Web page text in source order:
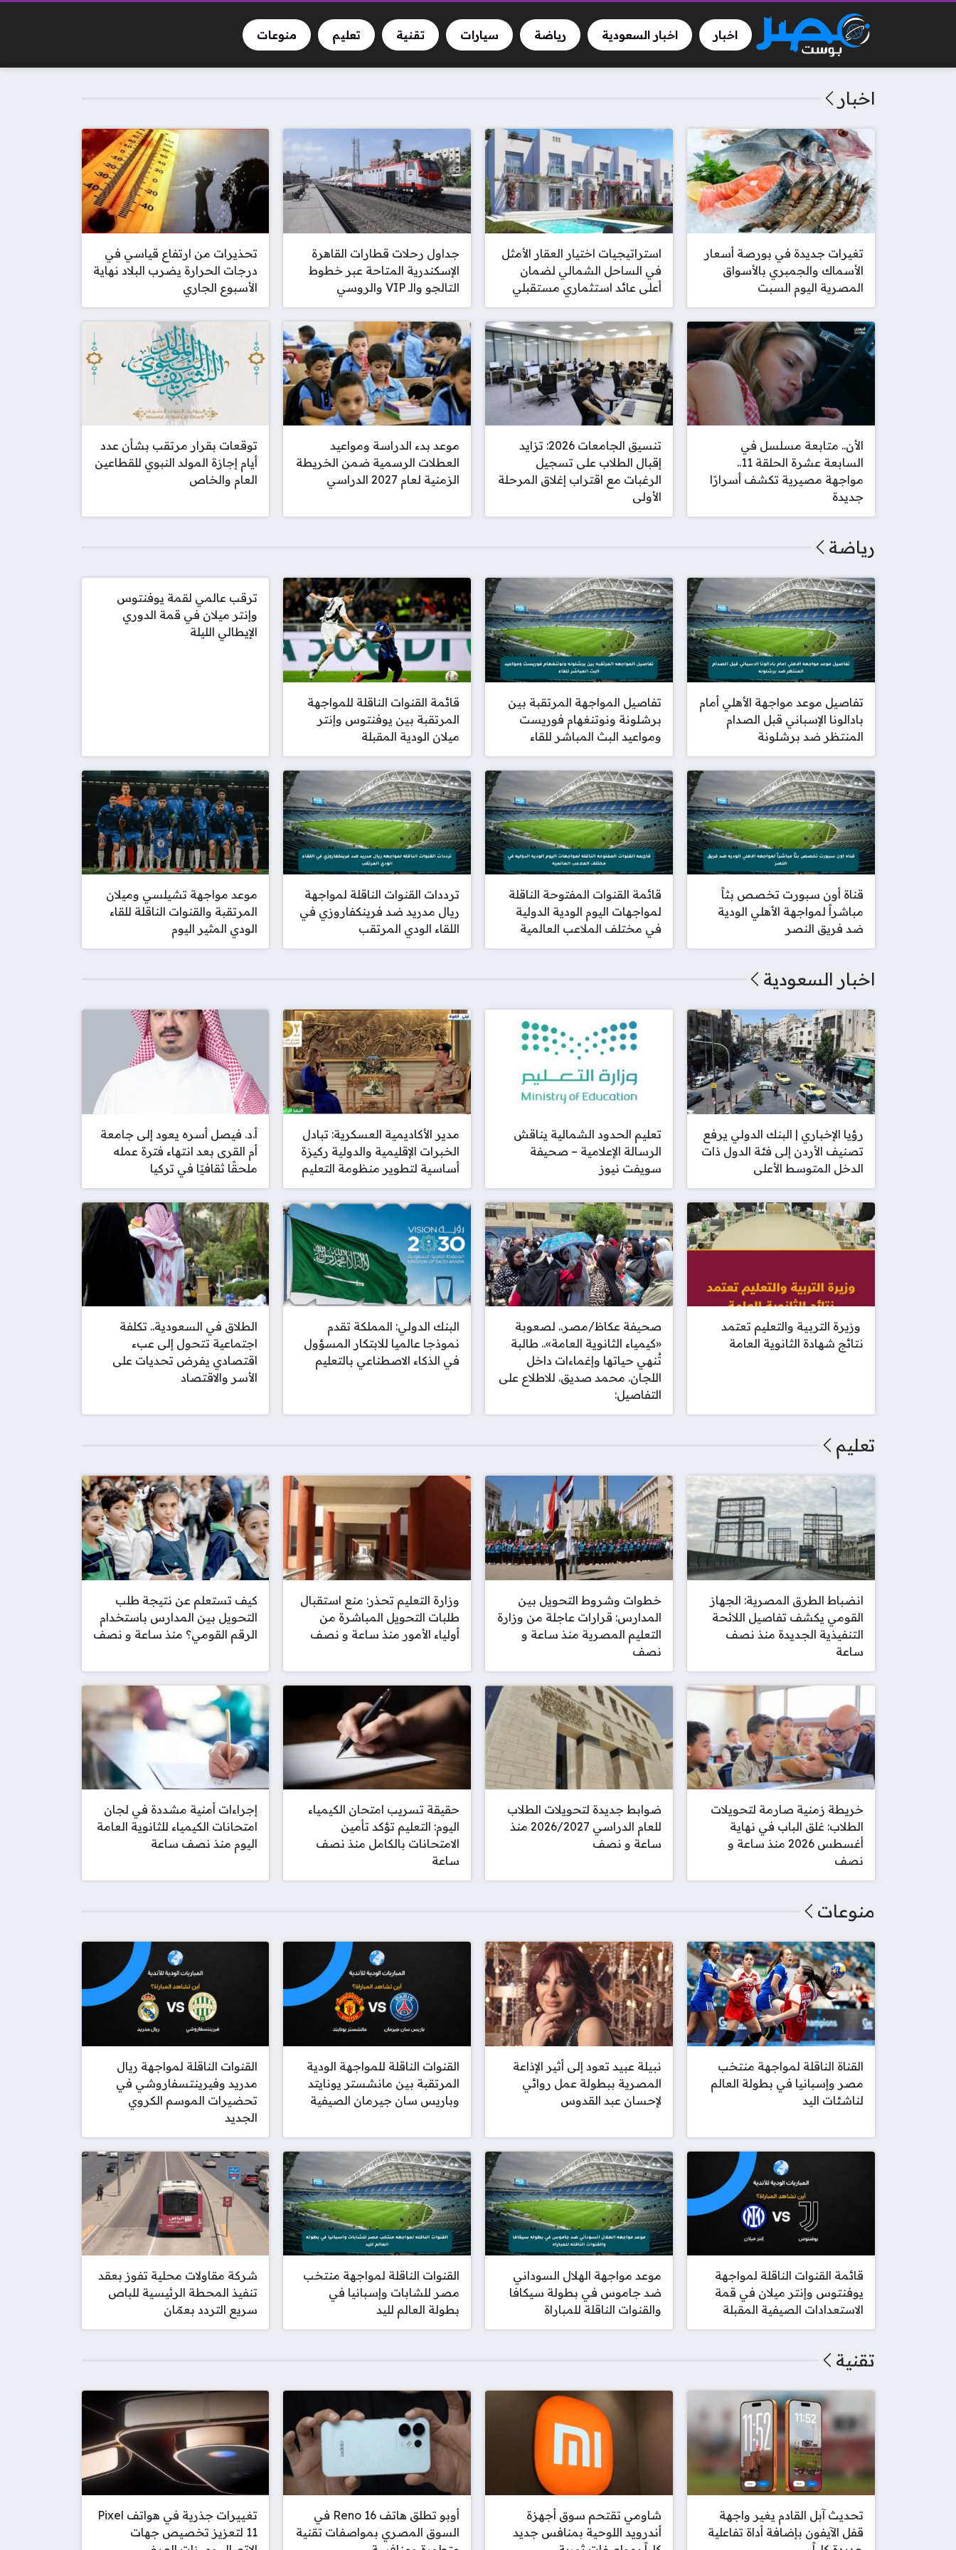
اخبار اخبار السعودية رياضة سيارات تقنية تعليم منوعات
اخبار
تغيرات جديدة في بورصة أسعار
الأسماك والجمبري بالأسواق
المصرية اليوم السبت
استراتيجيات اختيار العقار الأمثل
في الساحل الشمالي لضمان
أعلى عائد استثماري مستقبلي
جداول رحلات قطارات القاهرة
الإسكندرية المتاحة عبر خطوط
التالجو والـ VIP والروسي
تحذيرات من ارتفاع قياسي في
درجات الحرارة يضرب البلاد نهاية
الأسبوع الجاري
الأن.. متابعة مسلسل في
السابعة عشرة الحلقة 11..
مواجهة مصيرية تكشف أسرارًا
جديدة
تنسيق الجامعات 2026: تزايد
إقبال الطلاب على تسجيل
الرغبات مع اقتراب إغلاق المرحلة
الأولى
موعد بدء الدراسة ومواعيد
العطلات الرسمية ضمن الخريطة
الزمنية لعام 2027 الدراسي
توقعات بقرار مرتقب بشأن عدد
أيام إجازة المولد النبوي للقطاعين
العام والخاص
رياضة
تفاصيل موعد مواجهة الأهلي أمام
بادالونا الإسباني قبل الصدام
المنتظر ضد برشلونة
تفاصيل المواجهة المرتقبة بين
برشلونة ونوتنغهام فوريست
ومواعيد البث المباشر للقاء
قائمة القنوات الناقلة للمواجهة
المرتقبة بين يوفنتوس وإنتر
ميلان الودية المقبلة
ترقب عالمي لقمة يوفنتوس
وإنتر ميلان في قمة الدوري
الإيطالي الليلة
قناة أون سبورت تخصص بثاً
مباشراً لمواجهة الأهلي الودية
ضد فريق النصر
قائمة القنوات المفتوحة الناقلة
لمواجهات اليوم الودية الدولية
في مختلف الملاعب العالمية
ترددات القنوات الناقلة لمواجهة
ريال مدريد ضد فرينكفاروزي في
اللقاء الودي المرتقب
موعد مواجهة تشيلسي وميلان
المرتقبة والقنوات الناقلة للقاء
الودي المثير اليوم
اخبار السعودية
رؤيا الإخباري | البنك الدولي يرفع
تصنيف الأردن إلى فئة الدول ذات
الدخل المتوسط الأعلى
تعليم الحدود الشمالية يناقش
الرسالة الإعلامية – صحيفة
سويفت نيوز
مدير الأكاديمية العسكرية: تبادل
الخبرات الإقليمية والدولية ركيزة
أساسية لتطوير منظومة التعليم
أ.د. فيصل أسره يعود إلى جامعة
أم القرى بعد انتهاء فترة عمله
ملحقًا ثقافيًا في تركيا
‫ وزيرة التربية والتعليم تعتمد
نتائج شهادة الثانوية العامة
صحيفة عكاظ/مصر.. لصعوبة
«كيمياء الثانوية العامة».. طالبة
تُنهي حياتها وإغماءات داخل
اللجان. محمد صديق. للاطلاع على
التفاصيل:
البنك الدولي: المملكة تقدم
نموذجا عالميا للابتكار المسؤول
في الذكاء الاصطناعي بالتعليم
الطلاق في السعودية.. تكلفة
اجتماعية تتحول إلى عبء
اقتصادي يفرض تحديات على
الأسر والاقتصاد
تعليم
انضباط الطرق المصرية: الجهاز
القومي يكشف تفاصيل اللائحة
التنفيذية الجديدة منذ نصف
ساعة
خطوات وشروط التحويل بين
المدارس: قرارات عاجلة من وزارة
التعليم المصرية منذ ساعة و
نصف
وزارة التعليم تحذر: منع استقبال
طلبات التحويل المباشرة من
أولياء الأمور منذ ساعة و نصف
كيف تستعلم عن نتيجة طلب
التحويل بين المدارس باستخدام
الرقم القومي؟ منذ ساعة و نصف
خريطة زمنية صارمة لتحويلات
الطلاب: غلق الباب في نهاية
أغسطس 2026 منذ ساعة و
نصف
ضوابط جديدة لتحويلات الطلاب
للعام الدراسي 2026/2027 منذ
ساعة و نصف
حقيقة تسريب امتحان الكيمياء
اليوم: التعليم تؤكد تأمين
الامتحانات بالكامل منذ نصف
ساعة
إجراءات أمنية مشددة في لجان
امتحانات الكيمياء للثانوية العامة
اليوم منذ نصف ساعة
منوعات
القناة الناقلة لمواجهة منتخب
مصر وإسبانيا في بطولة العالم
لناشئات اليد
نبيلة عبيد تعود إلى أثير الإذاعة
المصرية ببطولة عمل روائي
لإحسان عبد القدوس
القنوات الناقلة للمواجهة الودية
المرتقبة بين مانشستر يونايتد
وباريس سان جيرمان الصيفية
القنوات الناقلة لمواجهة ريال
مدريد وفيرينتسفاروشي في
تحضيرات الموسم الكروي
الجديد
قائمة القنوات الناقلة لمواجهة
يوفنتوس وإنتر ميلان في قمة
الاستعدادات الصيفية المقبلة
موعد مواجهة الهلال السوداني
ضد جاموس في بطولة سيكافا
والقنوات الناقلة للمباراة
القنوات الناقلة لمواجهة منتخب
مصر للشابات وإسبانيا في
بطولة العالم لليد
شركة مقاولات محلية تفوز بعقد
تنفيذ المحطة الرئيسية للباص
سريع التردد بعمّان
تقنية
تحديث آبل القادم يغير واجهة
قفل الآيفون بإضافة أداة تفاعلية
شاومي تقتحم سوق أجهزة
أندرويد اللوحية بمنافس جديد
أوبو تطلق هاتف Reno 16 في
السوق المصري بمواصفات تقنية
تغييرات جذرية في هواتف Pixel
11 لتعزيز تخصيص جهات